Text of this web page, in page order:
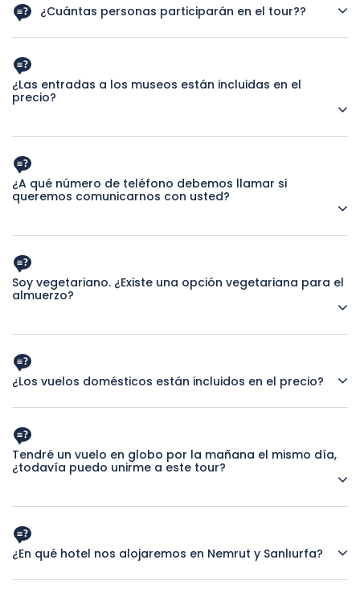
información detallada, consulte la sección de incluidos y
excluidos.
¿Cuántas personas participarán en el tour??
¿Las entradas a los museos están incluidas en el
precio?
itinerario están incluidas en el precio.
¿A qué número de teléfono debemos llamar si
queremos comunicarnos con usted?
enviarnos un mensaje de texto o llamarnos a través de
WhatsApp, Line, WeChat, Viber y Telegram.
Soy vegetariano. ¿Existe una opción vegetariana para el
almuerzo?
Su guía turístico le ayudará con esto.
¿Los vuelos domésticos están incluidos en el precio?
incluidos en el precio.
Tendré un vuelo en globo por la mañana el mismo día,
¿todavía puedo unirme a este tour?
flexible para que pueda tener un vuelo en globo el mismo
día.
¿En qué hotel nos alojaremos en Nemrut y Sanlıurfa?